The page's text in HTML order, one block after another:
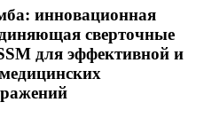
инновационная
сверточные
для эффективной и